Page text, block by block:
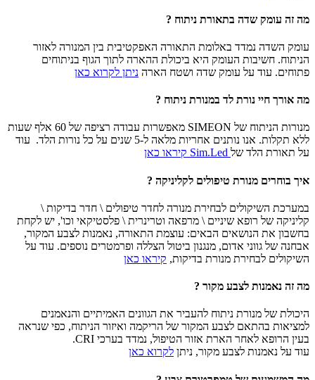
מה זה עומק שדה בתאורת ניתוח ?
עומק השדה נמדד באלומת התאורה האפקטיבית בין המנורה לאזור
הניתוח. חשיבות העומק היא ביכולת ההארה לתוך הגוף בניתוחים
פתוחים. עוד על עומק שדה ושטח הארה ניתן לקרוא כאן
מה אורך חיי נורת לד במנורת ניתוח ?
מנורות הניתוח של SIMEON מאפשרות עבודה רציפה של 60 אלף שעות
ללא תקלות. אנו נותנים אחריות מלאה ל-5 שנים על כל נורות הלד. עוד
על תאורת הלד של
איך בוחרים מנורת טיפולים לקליניקה ?
במערכת השיקולים לבחירת מנורה לחדר טיפולים \ חדר בדיקות \
קליניקה של רופא שיניים \ מרפאה וטרינרית \ פלסטיקאי וכו', יש לקחת
בחשבון את הנושאים הבאים: עוצמת התאורה, נאמנות לצבע המקור,
אבחנה של גווני אדום, מנגנון ביטול הצללה ופרמטרים נוספים. עוד על
השיקולים לבחירת מנורת בדיקות, קיראו כאן
מה זה נאמנות לצבע מקור ?
היכולת של מנורת ניתוח להעביר את הגוונים האמיתיים והנאמנים
למציאות בהתאם לצבע המקור של הריקמה ואיזור הניתוח, כפי שנראה
בעין הרופא לאחר הארת אזור הטיפול, נמדד בערכי CRI.
עוד על נאמנות לצבע מקור, ניתן לקרוא כאן